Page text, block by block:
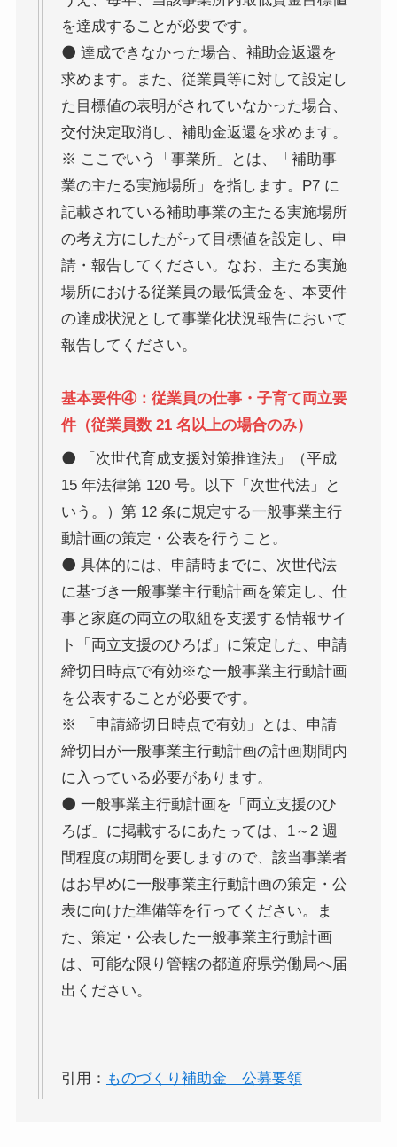
を達成することが必要です。
⚫ 達成できなかった場合、補助金返還を
求めます。また、従業員等に対して設定し
た目標値の表明がされていなかった場合、
交付決定取消し、補助金返還を求めます。
※ ここでいう「事業所」とは、「補助事
業の主たる実施場所」を指します。P7 に
記載されている補助事業の主たる実施場所
の考え方にしたがって目標値を設定し、申
請・報告してください。なお、主たる実施
場所における従業員の最低賃金を、本要件
の達成状況として事業化状況報告において
報告してください。
基本要件④：従業員の仕事・子育て両立要
件（従業員数 21 名以上の場合のみ）
⚫ 「次世代育成支援対策推進法」（平成
15 年法律第 120 号。以下「次世代法」と
いう。）第 12 条に規定する一般事業主行
動計画の策定・公表を行うこと。
⚫ 具体的には、申請時までに、次世代法
に基づき一般事業主行動計画を策定し、仕
事と家庭の両立の取組を支援する情報サイ
ト「両立支援のひろば」に策定した、申請
締切日時点で有効※な一般事業主行動計画
を公表することが必要です。
※ 「申請締切日時点で有効」とは、申請
締切日が一般事業主行動計画の計画期間内
に入っている必要があります。
⚫ 一般事業主行動計画を「両立支援のひ
ろば」に掲載するにあたっては、1～2 週
間程度の期間を要しますので、該当事業者
はお早めに一般事業主行動計画の策定・公
表に向けた準備等を行ってください。ま
た、策定・公表した一般事業主行動計画
は、可能な限り管轄の都道府県労働局へ届
出ください。
引用： ものづくり補助金 公募要領